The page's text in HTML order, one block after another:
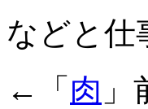
などと仕
←「 肉